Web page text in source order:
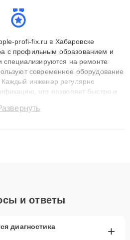
profi-fix.ru в Хабаровске
с профильным образованием и
специализируются на ремонте
современное оборудование
инженер регулярно
что позволяет быстро и
лет. Наши мастера решают
и ответы
диагностика
+